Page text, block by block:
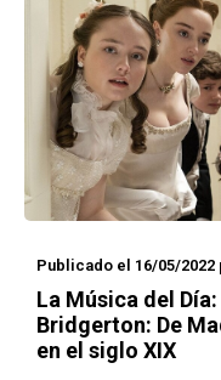
Publicado el 16/05/2022
La Música del Día
Bridgerton: De
en el siglo XIX